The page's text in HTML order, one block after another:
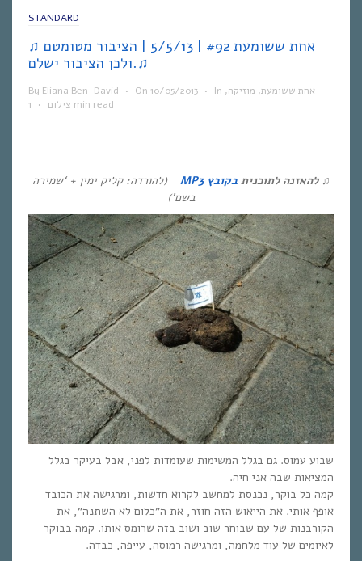
STANDARD
♫ אחת ששומעת #92 | 5/5/13 | הציבור מטומטם
ולכן הציבור ישלם.♫
By Eliana Ben-David • On 10/05/2013 • In אחת ששומעת, מוזיקה,
צילום • 1 min read
♫ להאזנה לתוכניתבקובץ MP3
(להורדה: קליק ימין + ‘שמירה
בשם’)
שבוע עמוס. גם בגלל המשימות שעומדות לפני, אבל בעיקר בגלל
המציאות שבה אני חיה.
קמה כל בוקר, נכנסת למחשב לקרוא חדשות, ומרגישה את הכובד
אופף אותי. את הייאוש הזה חוזר, את ה”כלום לא השתנה”, את
הקורבנות של עם שבוחר שוב ושוב בזה שרומס אותו. קמה בבוקר
לאיומים של עוד מלחמה, ומרגישה רמוסה, עייפה, כבדה.